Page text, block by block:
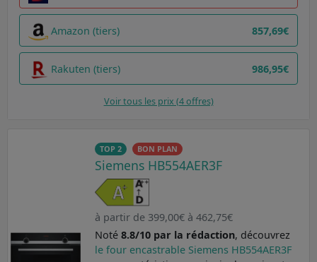
Amazon (tiers) 857,69€
Rakuten (tiers) 986,95€
Voir tous les prix (4 offres)
TOP 2 BON PLAN
Siemens HB554AER3F
à partir de 399,00€ à 462,75€
Noté 8.8/10 par la rédaction, découvrez
le four encastrable Siemens HB554AER3F